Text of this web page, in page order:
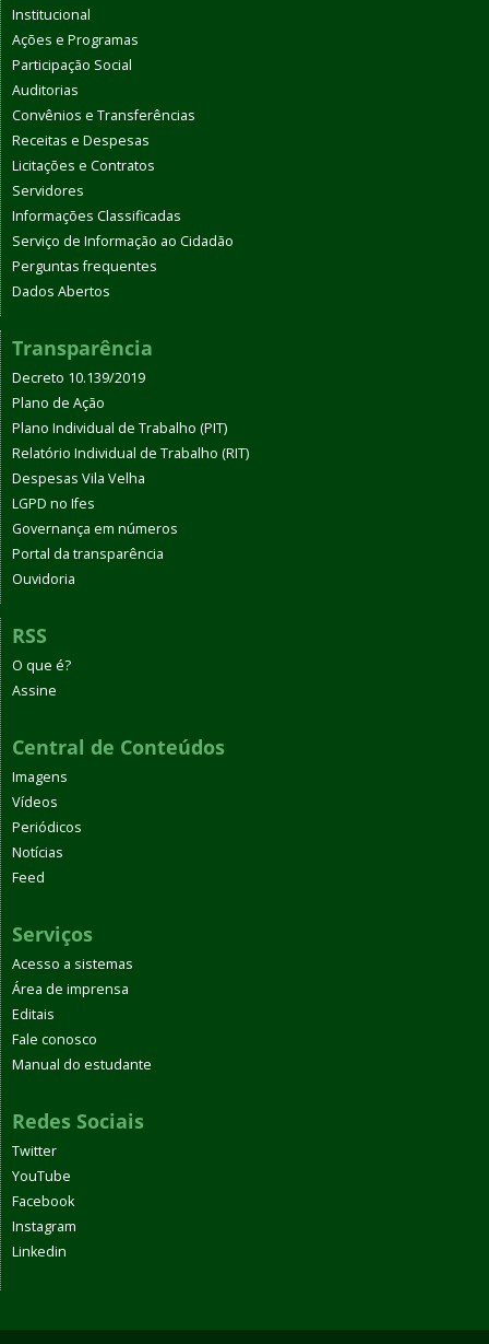
Institucional
Ações e Programas
Participação Social
Auditorias
Convênios e Transferências
Receitas e Despesas
Licitações e Contratos
Servidores
Informações Classificadas
Serviço de Informação ao Cidadão
Perguntas frequentes
Dados Abertos
Transparência
Decreto 10.139/2019
Plano de Ação
Plano Individual de Trabalho (PIT)
Relatório Individual de Trabalho (RIT)
Despesas Vila Velha
LGPD no Ifes
Governança em números
Portal da transparência
Ouvidoria
RSS
O que é?
Assine
Central de Conteúdos
Imagens
Vídeos
Periódicos
Notícias
Feed
Serviços
Acesso a sistemas
Área de imprensa
Editais
Fale conosco
Manual do estudante
Redes Sociais
Twitter
YouTube
Facebook
Instagram
Linkedin